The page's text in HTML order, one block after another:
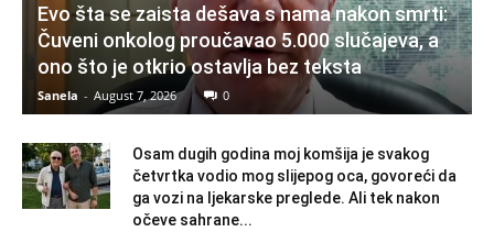
Evo šta se zaista dešava s nama nakon smrti:
Čuveni onkolog proučavao 5.000 slučajeva, a
ono što je otkrio ostavlja bez teksta
Sanela - August 7, 2026 0
Osam dugih godina moj komšija je svakog
četvrtka vodio mog slijepog oca, govoreći da
ga vozi na ljekarske preglede. Ali tek nakon
očeve sahrane...